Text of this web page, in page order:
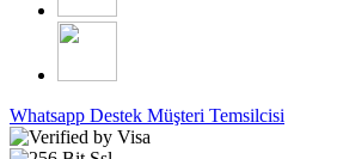
Whatsapp Destek Müşteri Temsilcisi